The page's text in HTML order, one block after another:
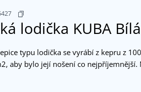
lodička KUBA Bílá
typu lodička se vyrábí z kepru z
aby bylo její nošení co nejpříjemnější.